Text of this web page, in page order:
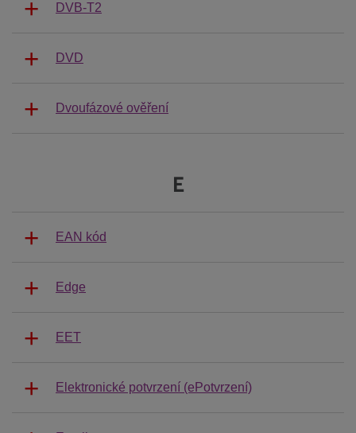
DVB-T2
DVD
Dvoufázové ověření
E
EAN kód
Edge
EET
Elektronické potvrzení (ePotvrzení)